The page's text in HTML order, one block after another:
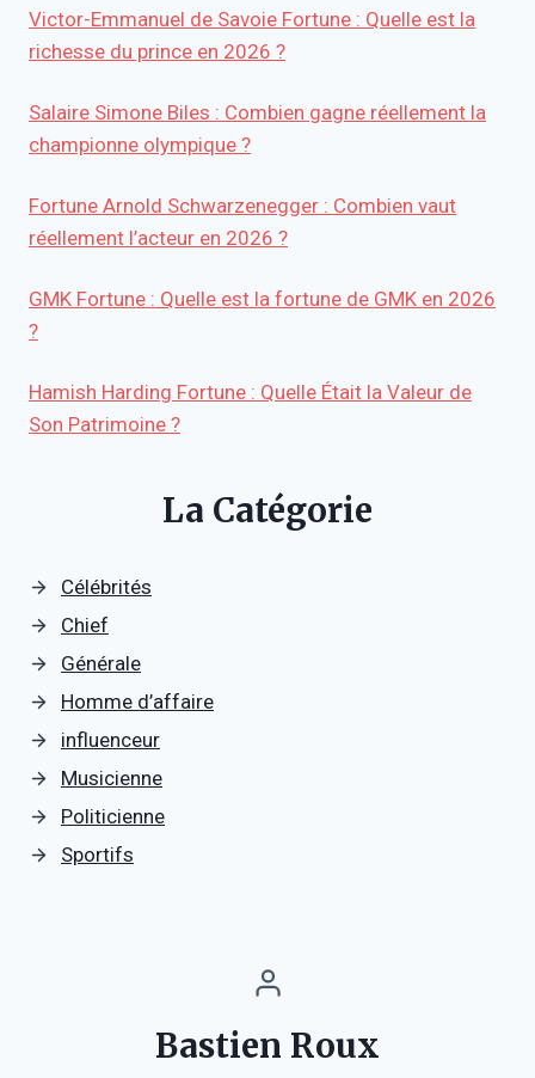
Victor-Emmanuel de Savoie Fortune : Quelle est la
richesse du prince en 2026 ?
Salaire Simone Biles : Combien gagne réellement la
championne olympique ?
Fortune Arnold Schwarzenegger : Combien vaut
réellement l’acteur en 2026 ?
GMK Fortune : Quelle est la fortune de GMK en 2026
?
Hamish Harding Fortune : Quelle Était la Valeur de
Son Patrimoine ?
La Catégorie
Célébrités
Chief
Générale
Homme d’affaire
influenceur
Musicienne
Politicienne
Sportifs
Bastien Roux